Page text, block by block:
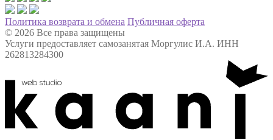
Политика возврата и обмена Публичная оферта
© 2026 Все права защищены
Услуги предоставляет самозанятая Моргулис И.А. ИНН
262813284300